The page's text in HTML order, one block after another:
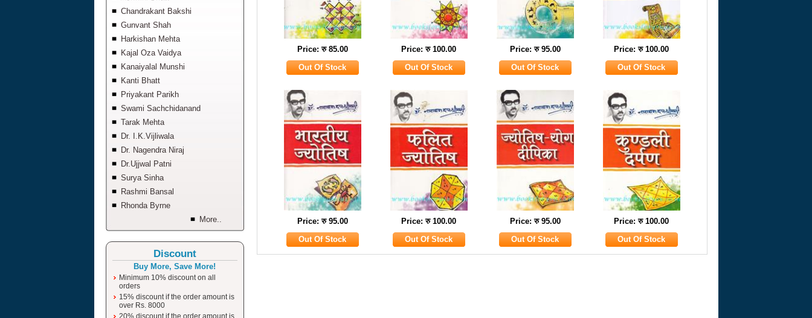
Chandrakant Bakshi
Gunvant Shah
Harkishan Mehta
Kajal Oza Vaidya
Kanaiyalal Munshi
Kanti Bhatt
Priyakant Parikh
Swami Sachchidanand
Tarak Mehta
Dr. I.K.Vijliwala
Dr. Nagendra Niraj
Dr.Ujjwal Patni
Surya Sinha
Rashmi Bansal
Rhonda Byrne
More..
Discount
Buy More, Save More!
Minimum 10% discount on all
orders
15% discount if the order amount is
over Rs. 8000
20% discount if the order amount is
Price: रु 85.00 Price: रु 100.00 Price: रु 95.00 Price: रु 100.00
Price: रु 95.00 Price: रु 100.00 Price: रु 95.00 Price: रु 100.00